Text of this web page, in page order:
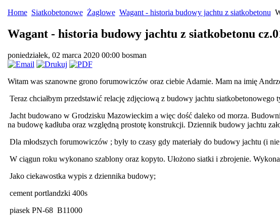
Home Siatkobetonowe Żaglowe Wagant - historia budowy jachtu z siatkobetonu
Wagant - historia budowy jachtu z siatkobetonu
poniedziałek, 02 marca 2020 00:00 bosman
Witam was szanowne grono forumowiczów oraz ciebie Adamie. Mam na imię
Teraz chciałbym przedstawić relację zdjęciową z budowy jachtu
Jacht budowano w Grodzisku Mazowieckim a więc dość daleko od morza.
na budowę kadłuba oraz względną prostotę konstrukcji. Dziennik budowy jachtu
Dla młodszych forumowiczów ; były to czasy gdy materiały do budowy jachtu (i
W ciągun roku wykonano szablony oraz kopyto. Ułożono siatki i zbrojenie.
Jako ciekawostka wypis z dziennika budowy;
cement portlandzki 400s
piasek PN-68 B11000